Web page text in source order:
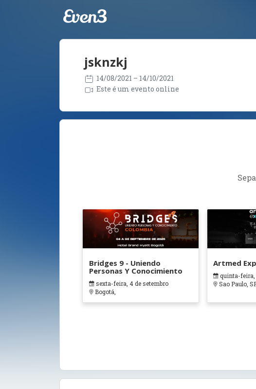
jsknzkj
14/08/2021 – 14/10/2021
Este é um evento online
Bridges 9 - Uniendo
Personas Y Conocimiento
sexta-feira, 4 de setembro
Bogotá,
Artmed
quinta-feira,
Sao Paulo,